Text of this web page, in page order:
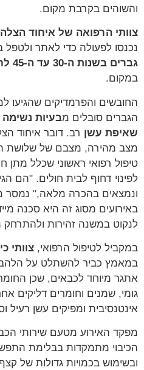
והשוהים בקרבת מקום.
צוותי הרפואה של איחוד הצלה
נכנסו לפעולה כדי לאתר ולטפל
גברים בשנות ה-30 עד ה-45 לחייהם
במקום.
החובשים והפרמדיקים שהגיעו
הגברים סובלים מבעיות נשימה
שאיפת עשן רב. דובר איחוד
מצב מהירה, מצבם של שלושת
טיפול רפואי ראשוני שכלל מתן
לפינוי דחוף לבית חולים. "הם
ונמצאים בהכרה מלאה," נמסר
באירועים מסוג זה היא סכנה
לנקוט במשנה זהירות
במקביל לטיפול הרפואי, צוותי
במאמץ כביר להשתלט על
אתגר מיוחד לכבאים, שכן
גומי, שמנים וחומרים דליקים
אינטנסיבית ומפיקים עשן רעיל
מפקד האירוע מטעם שירותי
הכיבוי מתמקדות בבלימת
ובשימוש בכמויות גדולות של